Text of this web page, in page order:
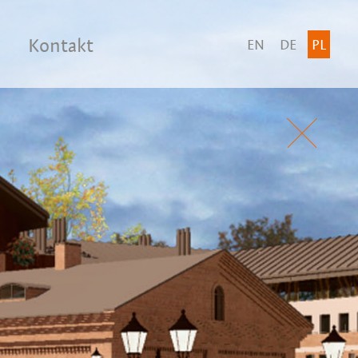
Kontakt EN DE PL